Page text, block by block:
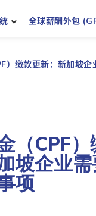
全球薪酬外包
）缴款更新：新加坡
（CPF）
坡企业需
项